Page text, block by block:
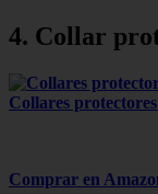
4. Collar
Collares
Comprar en